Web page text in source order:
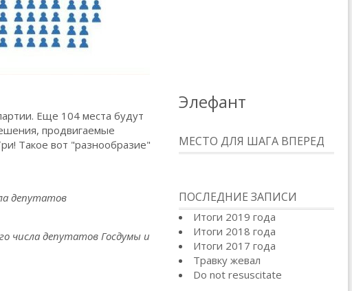
Еще 104 места будут
продвигаемые
Такое вот "разнообразие"
депутатов
числа депутатов Госдумы и
Элефант
МЕСТО ДЛЯ ШАГА ВПЕРЕД
ПОСЛЕДНИЕ ЗАПИСИ
Итоги 2019 года
Итоги 2018 года
Итоги 2017 года
Травку жевал
Do not resuscitate